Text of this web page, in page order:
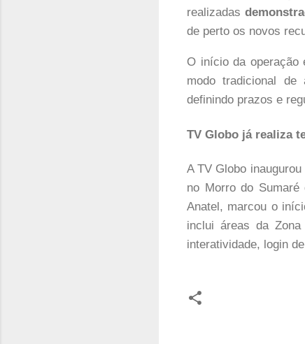
realizadas
de perto os novos
O início da operação
modo tradicional de
definindo prazos e
TV Globo já realiza
A TV Globo
no Morro do
Anatel, marcou o
inclui áreas da
interatividade, login